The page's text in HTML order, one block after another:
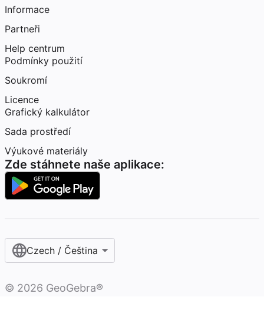
Informace
Partneři
Help centrum
Podmínky použití
Soukromí
Licence
Grafický kalkulátor
Sada prostředí
Výukové materiály
Zde stáhnete naše aplikace:
Czech / Čeština‎
© 2026 GeoGebra®